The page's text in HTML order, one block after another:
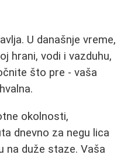
U današnje vreme,
hrani, vodi i vazduhu,
što pre - vaša
okolnosti,
dnevno za negu lica
na duže staze. Vaša